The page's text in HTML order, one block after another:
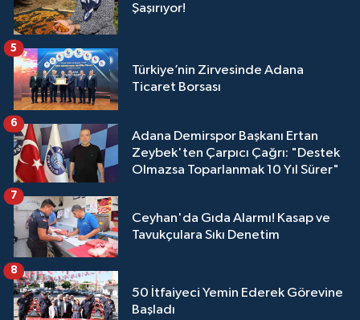
Şaşırıyor!
Türkiye’nin Zirvesinde Adana
Ticaret Borsası
5
Adana Demirspor Başkanı Ertan
Zeybek'ten Çarpıcı Çağrı: "Destek
Olmazsa Toparlanmak 10 Yıl Sürer"
6
Ceyhan'da Gıda Alarmı! Kasap ve
Tavukçulara Sıkı Denetim
7
50 İtfaiyeci Yemin Ederek Görevine
Başladı
8